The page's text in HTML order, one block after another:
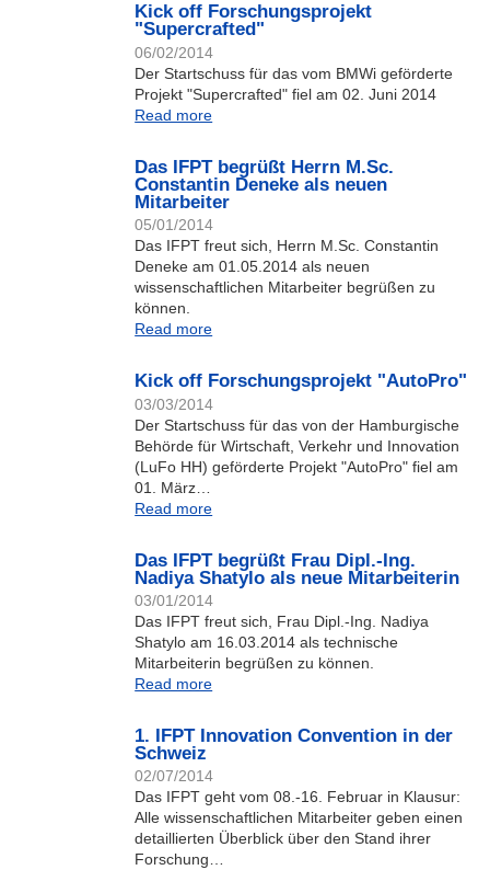
Kick off Forschungsprojekt
"Supercrafted"
06/02/2014
Der Startschuss für das vom BMWi geförderte
Projekt "Supercrafted" fiel am 02. Juni 2014
Read more
Das IFPT begrüßt Herrn M.Sc.
Constantin Deneke als neuen
Mitarbeiter
05/01/2014
Das IFPT freut sich, Herrn M.Sc. Constantin
Deneke am 01.05.2014 als neuen
wissenschaftlichen Mitarbeiter begrüßen zu
können.
Read more
Kick off Forschungsprojekt "AutoPro"
03/03/2014
Der Startschuss für das von der Hamburgische
Behörde für Wirtschaft, Verkehr und Innovation
(LuFo HH) geförderte Projekt "AutoPro" fiel am
01. März…
Read more
Das IFPT begrüßt Frau Dipl.-Ing.
Nadiya Shatylo als neue Mitarbeiterin
03/01/2014
Das IFPT freut sich, Frau Dipl.-Ing. Nadiya
Shatylo am 16.03.2014 als technische
Mitarbeiterin begrüßen zu können.
Read more
1. IFPT Innovation Convention in der
Schweiz
02/07/2014
Das IFPT geht vom 08.-16. Februar in Klausur:
Alle wissenschaftlichen Mitarbeiter geben einen
detaillierten Überblick über den Stand ihrer
Forschung…